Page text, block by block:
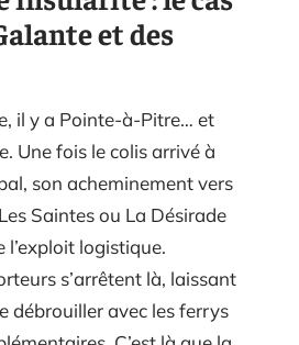
et des
il y a Pointe-à-Pitre… et
Une fois le colis arrivé à
son acheminement vers
Saintes ou La Désirade
l’exploit logistique.
s’arrêtent là, laissant
débrouiller avec les ferrys